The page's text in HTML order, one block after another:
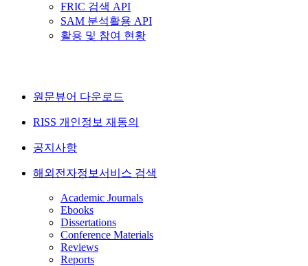
FRIC 검색 API
SAM 분석활용 API
활용 및 참여 현황
원문뷰어 다운로드
RISS 개인정보 재동의
공지사항
해외전자정보서비스 검색
Academic Journals
Ebooks
Dissertations
Conference Materials
Reviews
Reports